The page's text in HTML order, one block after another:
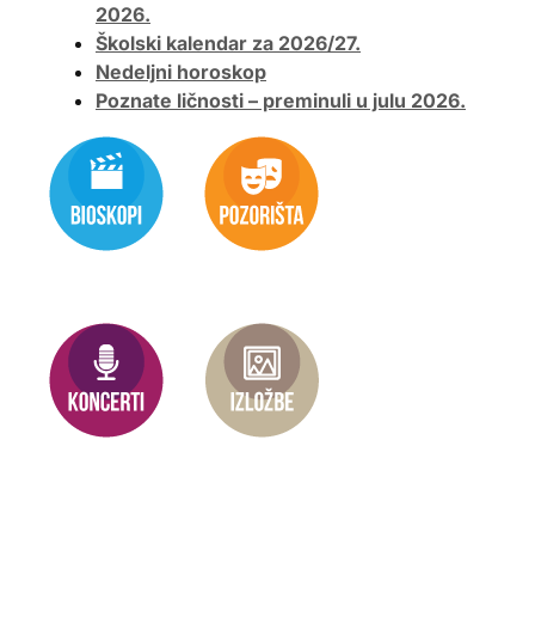
2026.
Školski kalendar za 2026/27.
Nedeljni horoskop
Poznate ličnosti – preminuli u julu 2026.